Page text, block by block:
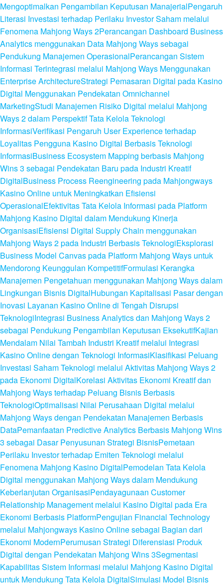
Mengoptimalkan Pengambilan Keputusan ManajerialPengaruh
Literasi Investasi terhadap Perilaku Investor Saham melalui
Fenomena Mahjong Ways 2Perancangan Dashboard Business
Analytics menggunakan Data Mahjong Ways sebagai
Pendukung Manajemen OperasionalPerancangan Sistem
Informasi Terintegrasi melalui Mahjong Ways Menggunakan
Enterprise ArchitectureStrategi Pemasaran Digital pada Kasino
Digital Menggunakan Pendekatan Omnichannel
MarketingStudi Manajemen Risiko Digital melalui Mahjong
Ways 2 dalam Perspektif Tata Kelola Teknologi
InformasiVerifikasi Pengaruh User Experience terhadap
Loyalitas Pengguna Kasino Digital Berbasis Teknologi
InformasiBusiness Ecosystem Mapping berbasis Mahjong
Wins 3 sebagai Pendekatan Baru pada Industri Kreatif
DigitalBusiness Process Reengineering pada Mahjongways
Kasino Online untuk Meningkatkan Efisiensi
OperasionalEfektivitas Tata Kelola Informasi pada Platform
Mahjong Kasino Digital dalam Mendukung Kinerja
OrganisasiEfisiensi Digital Supply Chain menggunakan
Mahjong Ways 2 pada Industri Berbasis TeknologiEksplorasi
Business Model Canvas pada Platform Mahjong Ways untuk
Mendorong Keunggulan KompetitifFormulasi Kerangka
Manajemen Pengetahuan menggunakan Mahjong Ways dalam
Lingkungan Bisnis DigitalHubungan Kapitalisasi Pasar dengan
Inovasi Layanan Kasino Online di Tengah Disrupsi
TeknologiIntegrasi Business Analytics dan Mahjong Ways 2
sebagai Pendukung Pengambilan Keputusan EksekutifKajian
Mendalam Nilai Tambah Industri Kreatif melalui Integrasi
Kasino Online dengan Teknologi InformasiKlasifikasi Peluang
Investasi Saham Teknologi melalui Aktivitas Mahjong Ways 2
pada Ekonomi DigitalKorelasi Aktivitas Ekonomi Kreatif dan
Mahjong Ways terhadap Peluang Bisnis Berbasis
TeknologiOptimalisasi Nilai Perusahaan Digital melalui
Mahjong Ways dengan Pendekatan Manajemen Berbasis
DataPemanfaatan Predictive Analytics Berbasis Mahjong Wins
3 sebagai Dasar Penyusunan Strategi BisnisPemetaan
Perilaku Investor terhadap Emiten Teknologi melalui
Fenomena Mahjong Kasino DigitalPemodelan Tata Kelola
Digital menggunakan Mahjong Ways dalam Mendukung
Keberlanjutan OrganisasiPendayagunaan Customer
Relationship Management melalui Kasino Digital pada Era
Ekonomi Berbasis PlatformPengujian Financial Technology
melalui Mahjongways Kasino Online sebagai Bagian dari
Ekonomi ModernPerumusan Strategi Diferensiasi Produk
Digital dengan Pendekatan Mahjong Wins 3Segmentasi
Kapabilitas Sistem Informasi melalui Mahjong Kasino Digital
untuk Mendukung Tata Kelola DigitalSimulasi Model Bisnis